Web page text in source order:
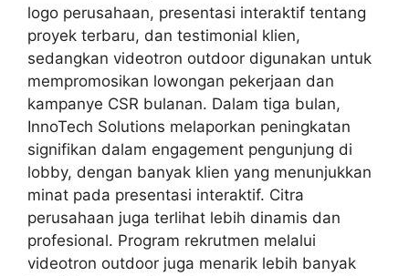
logo perusahaan, presentasi interaktif tentang
proyek terbaru, dan testimonial klien,
sedangkan videotron outdoor digunakan untuk
mempromosikan lowongan pekerjaan dan
kampanye CSR bulanan. Dalam tiga bulan,
InnoTech Solutions melaporkan peningkatan
signifikan dalam engagement pengunjung di
lobby, dengan banyak klien yang menunjukkan
minat pada presentasi interaktif. Citra
perusahaan juga terlihat lebih dinamis dan
profesional. Program rekrutmen melalui
videotron outdoor juga menarik lebih banyak